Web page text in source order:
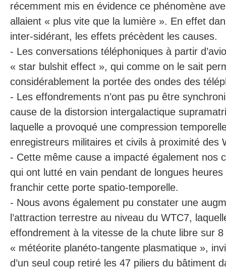
récemment mis en évidence ce phénomène
allaient « plus vite que la lumière ». En effet
inter-sidérant, les effets précèdent les causes.
- Les conversations téléphoniques à partir
« star bulshit effect », qui comme on le sait
considérablement la portée des ondes des
- Les effondrements n’ont pas pu être
cause de la distorsion intergalactique
laquelle a provoqué une compression
enregistreurs militaires et civils à proximité des
- Cette même cause a impacté également nos
qui ont lutté en vain pendant de longues
franchir cette porte spatio-temporelle.
- Nous avons également pu constater une
l’attraction terrestre au niveau du WTC7,
effondrement à la vitesse de la chute libre sur 8
« météorite planéto-tangente plasmatique »,
d’un seul coup retiré les 47 piliers du bâtiment